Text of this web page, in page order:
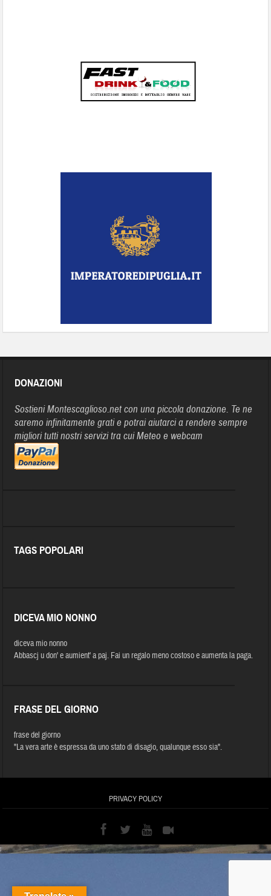
DONAZIONI
Sostieni Montescaglioso.net con una piccola donazione. Te ne
saremo infinitamente grati e potrai aiutarci a rendere sempre
migliori tutti nostri servizi tra cui Meteo e webcam
TAGS POPOLARI
DICEVA MIO NONNO
diceva mio nonno
Abbascj u don' e aumient' a paj. Fai un regalo meno costoso e aumenta la paga.
FRASE DEL GIORNO
frase del giorno
"La vera arte è espressa da uno stato di disagio, qualunque esso sia".
PRIVACY POLICY